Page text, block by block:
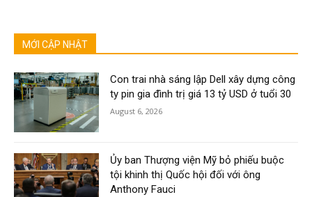
MỚI CẬP NHẬT
Con trai nhà sáng lập Dell xây dựng công
ty pin gia đình trị giá 13 tỷ USD ở tuổi 30
August 6, 2026
Ủy ban Thượng viện Mỹ bỏ phiếu buộc
tội khinh thị Quốc hội đối với ông
Anthony Fauci